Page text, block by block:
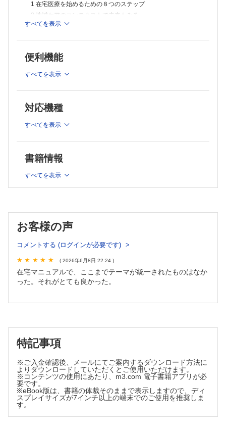
1 在宅医療を始めるための８つのステップ
2 地域ケアのコンテクストで未来もみる
3 治療介入が多くなりすぎるという問題を真剣に捉える
5 多職種連携/病診連携；とくに，ケアマネジャー・訪問看護師
6 カンファレンスの本質とは何か？
7 物品はケチケチすべきか？
9 困難事例は成長のチャンス
10 医師会と連携することの重要性
[慢性期]
04 慢性腎臓病（CKD）
05 肝硬変
07 認知症
[老年症候群]
08 食べられない
09 ポリファーマシー
11 褥 瘡
13 誤嚥性肺炎
14 緊急対応
[在宅医療に特徴的な介入]
15 リハビリテーション
16 小児在宅医療
17 気管切開
18 胃瘻・NGチューブ
すべてを表示
便利機能
すべてを表示
対応機種
すべてを表示
書籍情報
すべてを表示
お客様の声
コメントする (ログインが必要です)
( 2026年6月8日 22:24 )
在宅マニュアルで、ここまでテーマが統一されたものはなか
った。それがとても良かった。
特記事項
※ご入金確認後、メールにてご案内するダウンロード方法に
よりダウンロードしていただくとご使用いただけます。
※コンテンツの使用にあたり、m3.com 電子書籍アプリが必
要です。
※eBook版は、書籍の体裁そのままで表示しますので、ディ
スプレイサイズが7インチ以上の端末でのご使用を推奨しま
す。